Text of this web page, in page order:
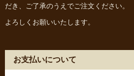
だき、ご了承のうえでご注文ください。
よろしくお願いいたします。
お支払いについて